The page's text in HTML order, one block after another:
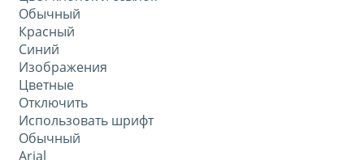
Обычный
Красный
Синий
Изображения
Цветные
Отключить
Использовать шрифт
Обычный
Arial